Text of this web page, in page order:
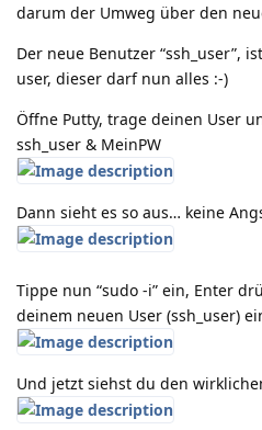
darum der Umweg über den
Der neue Benutzer “ssh_user”,
user, dieser darf nun alles :-)
Öffne Putty, trage deinen User
ssh_user & MeinPW
Dann sieht es so aus… keine
Tippe nun “sudo -i” ein, Enter
deinem neuen User (ssh_user)
Und jetzt siehst du den